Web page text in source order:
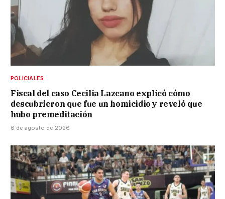
POLICIALES
Fiscal del caso Cecilia Lazcano explicó cómo
descubrieron que fue un homicidio y reveló que
hubo premeditación
6 de agosto de 2026